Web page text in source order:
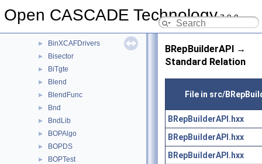
Open CASCADE Technology7.9.0
BinTObjDrivers
► BinXCAFDrivers
► Bisector
► BiTgte
► Blend
► BlendFunc
► Bnd
► BndLib
► BOPAlgo
► BOPDS
► BOPTest
BRepBuilderAPI →
Standard Relation
File in src/
BRepBuilderAPI.hxx
BRepBuilderAPI.hxx
BRepBuilderAPI.hxx